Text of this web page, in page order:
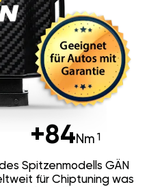
+84Nm
Spitzenmodells GÄN
für Chiptuning was